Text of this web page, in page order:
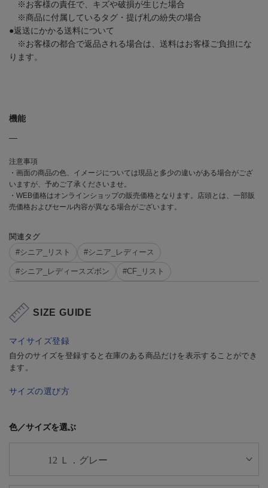
※お客様の責任で、キズや破損が生じた場合
※商品に付属しているタグ・提げ札の紛失の場合
●返送にかかる送料について
※お客様の都合で返品される場合は、送料はお客様ご負担にな
ります。
機能
―
注意事項
・画面の商品の色、イメージについては現品と多少の違いがある場合がござ
いますが、予めご了承くださいませ。
・WEB価格はオンラインショップの販売価格となります。店頭とは、一部販
売価格およびセール内容が異なる場合がございます。
関連タグ
#シニア_リスト
#シニア_レディース
#シニア_レディースズボン #CF_リスト
SIZE GUIDE
マイサイズ登録
自分のサイズを登録すると在庫のある商品だけを表示することができ
ます。
サイズの選び方
色／サイズを選ぶ